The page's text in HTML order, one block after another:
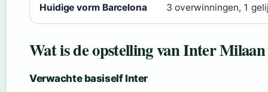
Huidige vorm Barcelona 3 overwinningen, 1
Wat is de opstelling van Inter
Verwachte basiself Inter